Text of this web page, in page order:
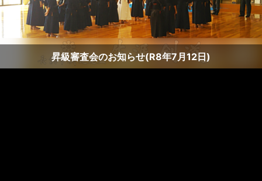
昇級審査会のお知らせ(R8年7月12日)